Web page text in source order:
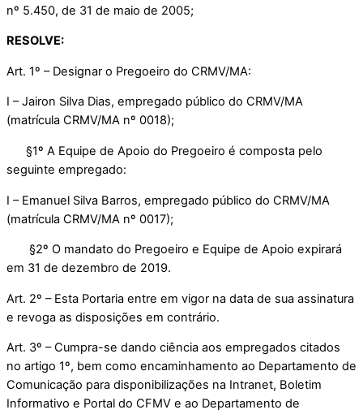
nº 5.450, de 31 de maio de 2005;
RESOLVE:
Art. 1º – Designar o Pregoeiro do CRMV/MA:
I – Jairon Silva Dias, empregado público do CRMV/MA
(matrícula CRMV/MA nº 0018);
§1º A Equipe de Apoio do Pregoeiro é composta pelo
seguinte empregado:
I – Emanuel Silva Barros, empregado público do CRMV/MA
(matrícula CRMV/MA nº 0017);
§2º O mandato do Pregoeiro e Equipe de Apoio expirará
em 31 de dezembro de 2019.
Art. 2º – Esta Portaria entre em vigor na data de sua assinatura
e revoga as disposições em contrário.
Art. 3º – Cumpra-se dando ciência aos empregados citados
no artigo 1º, bem como encaminhamento ao Departamento de
Comunicação para disponibilizações na Intranet, Boletim
Informativo e Portal do CFMV e ao Departamento de